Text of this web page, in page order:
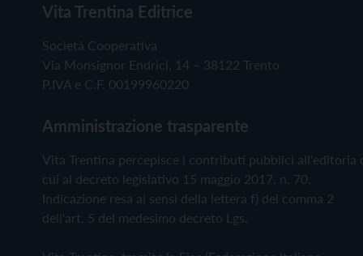
Vita Trentina Editrice
Società Cooperativa
Via Monsignor Endrici, 14 – 38122 Trento
P.IVA e C.F. 00199960220
Amministrazione trasparente
Vita Trentina percepisce i contributi pubblici all'editoria
cui al decreto legislativo 15 maggio 2017, n. 70.
Indicazione resa ai sensi della lettera f) del comma 2
dell'art. 5 del medesimo decreto Lgs.